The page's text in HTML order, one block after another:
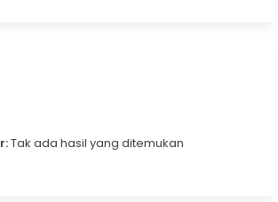
Tak ada hasil yang ditemukan